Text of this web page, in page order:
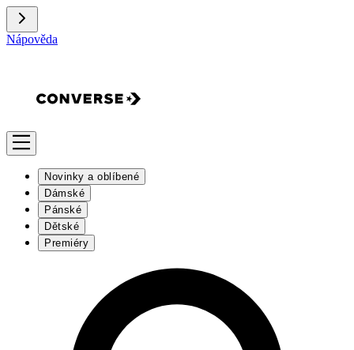
Nápověda
Novinky a oblíbené
Dámské
Pánské
Dětské
Premiéry